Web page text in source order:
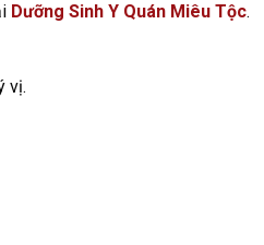
Dưỡng Sinh Y Quán Miêu Tộc.
vị.